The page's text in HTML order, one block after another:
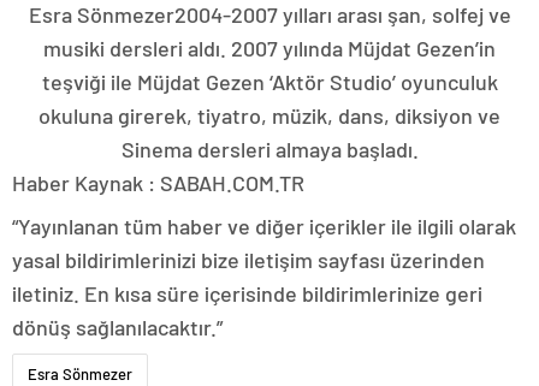
Esra Sönmezer2004-2007 yılları arası şan, solfej ve
musiki dersleri aldı. 2007 yılında Müjdat Gezen’in
teşviği ile Müjdat Gezen ‘Aktör Studio’ oyunculuk
okuluna girerek, tiyatro, müzik, dans, diksiyon ve
Sinema dersleri almaya başladı.
Haber Kaynak : SABAH.COM.TR
“Yayınlanan tüm haber ve diğer içerikler ile ilgili olarak
yasal bildirimlerinizi bize iletişim sayfası üzerinden
iletiniz. En kısa süre içerisinde bildirimlerinize geri
dönüş sağlanılacaktır.”
Esra Sönmezer